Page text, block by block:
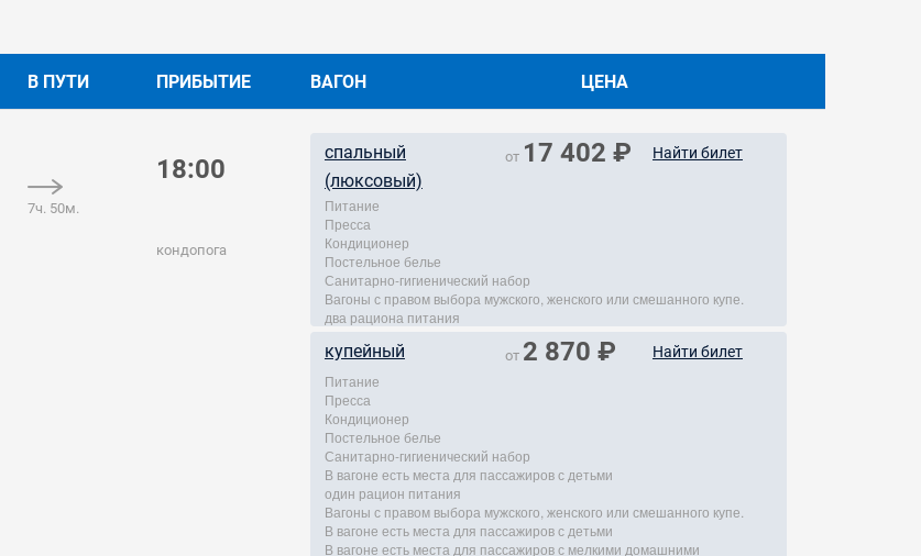
В ПУТИ ПРИБЫТИЕ ВАГОН ЦЕНА
7ч. 50м.
18:00
кондопога
спальный
(люксовый)
от 17 402 ₽ Найти билет
Питание
Пресса
Кондиционер
Постельное белье
Санитарно-гигиенический набор
Вагоны с правом выбора мужского, женского или смешанного купе.
два рациона питания
купейный от 2 870 ₽ Найти билет
Питание
Пресса
Кондиционер
Постельное белье
Санитарно-гигиенический набор
В вагоне есть места для пассажиров с детьми
один рацион питания
Вагоны с правом выбора мужского, женского или смешанного купе.
В вагоне есть места для пассажиров с детьми
В вагоне есть места для пассажиров с мелкими домашними